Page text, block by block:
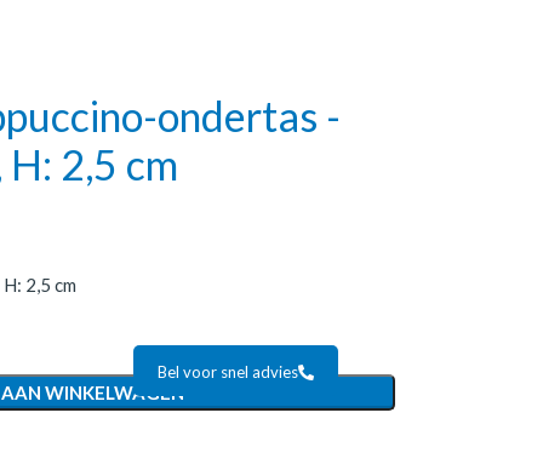
ondertas -
2,5 cm
2,5 cm
WINKELWAGEN
Bel voor snel advies